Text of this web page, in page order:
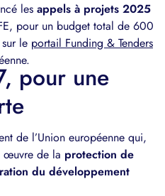
les appels à projets 2025
pour un budget total de 600
le portail Funding & Tenders
pour une
de l’Union européenne qui,
œuvre de la protection de
du développement